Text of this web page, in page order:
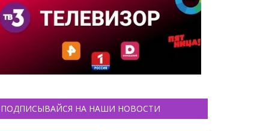
ПОДПИСЫВАЙСЯ НА НАШИ НОВОСТИ